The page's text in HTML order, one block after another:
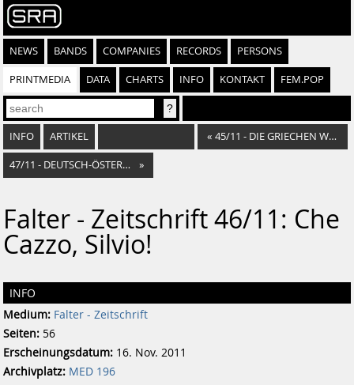
NEWS BANDS COMPANIES RECORDS PERSONS
PRINTMEDIA DATA CHARTS INFO KONTAKT FEM.POP
INFO ARTIKEL « 45/11 - DIE GRIECHEN WERDEN EUROPA RETTEN
47/11 - DEUTSCH-ÖSTERREICHISCHE KAMERADSCHAFT »
Falter - Zeitschrift 46/11: Che
Cazzo, Silvio!
INFO
Medium: Falter - Zeitschrift
Seiten: 56
Erscheinungsdatum: 16. Nov. 2011
Archivplatz: MED 196